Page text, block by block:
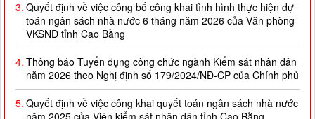
toán ngân sách nhà nước 6 tháng năm 2026 của Văn phòng
VKSND tỉnh Cao Bằng
4.Thông báo Tuyển dụng công chức ngành Kiểm sát nhân dân
năm 2026 theo Nghị định số 179/2024/NĐ-CP của Chính phủ
5.Quyết định về việc công khai quyết toán ngân sách nhà nước
năm 2025 của Viện kiểm sát nhân dân tỉnh Cao Bằng